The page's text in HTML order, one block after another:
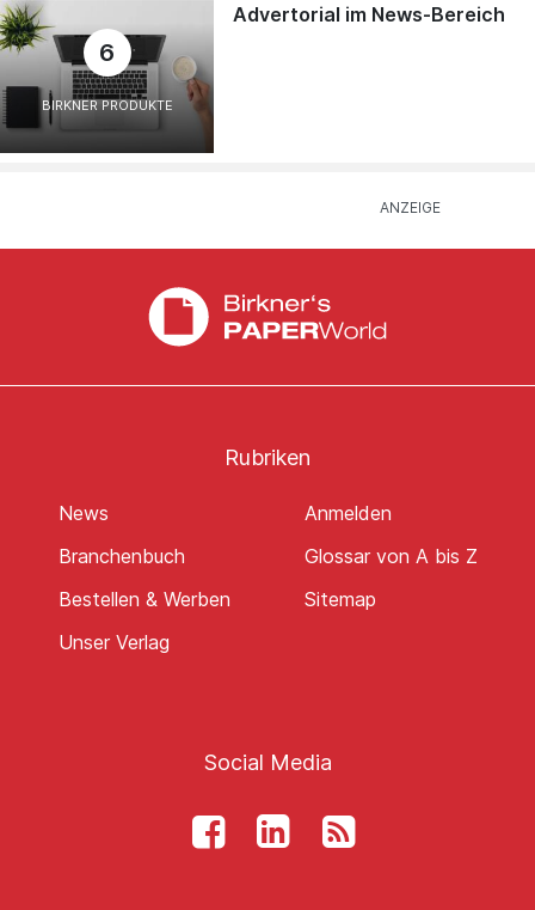
6
BIRKNER PRODUKTE
Advertorial im News-Bereich
Rubriken
News
Branchenbuch
Bestellen & Werben
Unser Verlag
Anmelden
Glossar von A bis Z
Sitemap
Social Media